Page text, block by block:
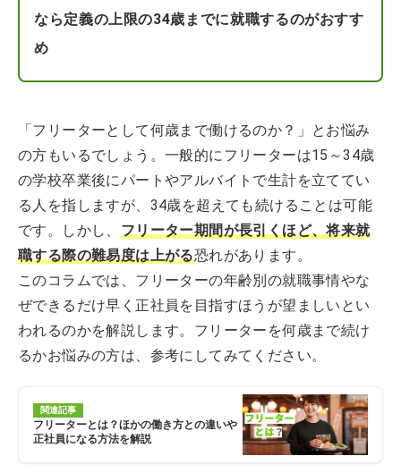
なら定義の上限の34歳までに就職するのがおすす
め
「フリーターとして何歳まで働けるのか？」とお悩み
の方もいるでしょう。一般的にフリーターは15～34歳
の学校卒業後にパートやアルバイトで生計を立ててい
る人を指しますが、34歳を超えても続けることは可能
です。しかし、 フリーター期間が長引くほど、将来就
職する際の難易度は上がる恐れがあります。
このコラムでは、フリーターの年齢別の就職事情やな
ぜできるだけ早く正社員を目指すほうが望ましいとい
われるのかを解説します。フリーターを何歳まで続け
るかお悩みの方は、参考にしてみてください。
関連記事
フリーターとは？ほかの働き方との違いや
正社員になる方法を解説